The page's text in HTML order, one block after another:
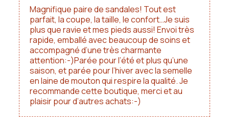
Note
5
Magnifique paire de sandales! Tout est
parfait, la coupe, la taille, le confort…Je suis
plus que ravie et mes pieds aussi! Envoi très
rapide, emballé avec beaucoup de soins et
accompagné d’une très charmante
attention:-)Parée pour l’été et plus qu’une
saison, et parée pour l’hiver avec la semelle
en laine de mouton qui respire la qualité. Je
recommande cette boutique, merci et au
plaisir pour d’autres achats:-)